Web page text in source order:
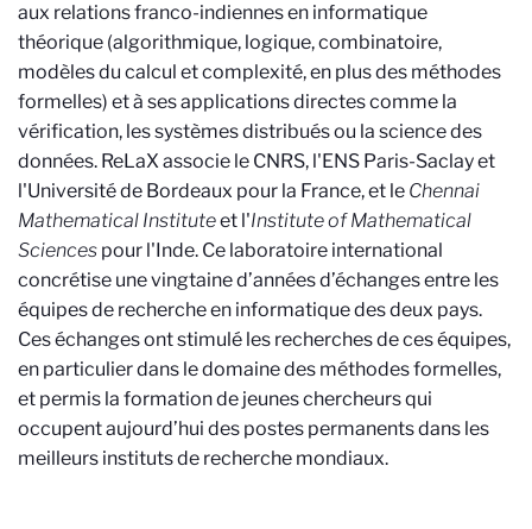
aux relations franco-indiennes en informatique
théorique (algorithmique, logique, combinatoire,
modèles du calcul et complexité, en plus des méthodes
formelles) et à ses applications directes comme la
vérification, les systèmes distribués ou la science des
données. ReLaX associe le CNRS, l'ENS Paris-Saclay et
l'Université de Bordeaux pour la France, et le Chennai
Mathematical Instituteet l'Institute of Mathematical
Sciences pour l'Inde. Ce laboratoire international
concrétise une vingtaine d’années d’échanges entre les
équipes de recherche en informatique des deux pays.
Ces échanges ont stimulé les recherches de ces équipes,
en particulier dans le domaine des méthodes formelles,
et permis la formation de jeunes chercheurs qui
occupent aujourd’hui des postes permanents dans les
meilleurs instituts de recherche mondiaux.